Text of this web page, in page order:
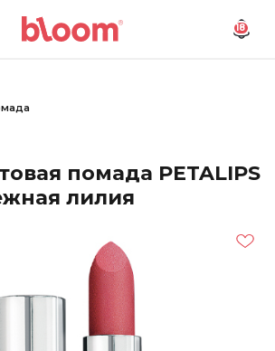
18
помада PETALIPS
лилия